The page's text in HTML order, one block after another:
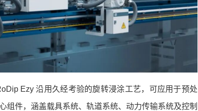
Ezy 沿用久经考验的旋转浸涂工艺，可应用于预处
组件，涵盖载具系统、轨道系统、动力传输系统及控制